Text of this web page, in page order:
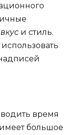
вкус и стиль.
время
большое